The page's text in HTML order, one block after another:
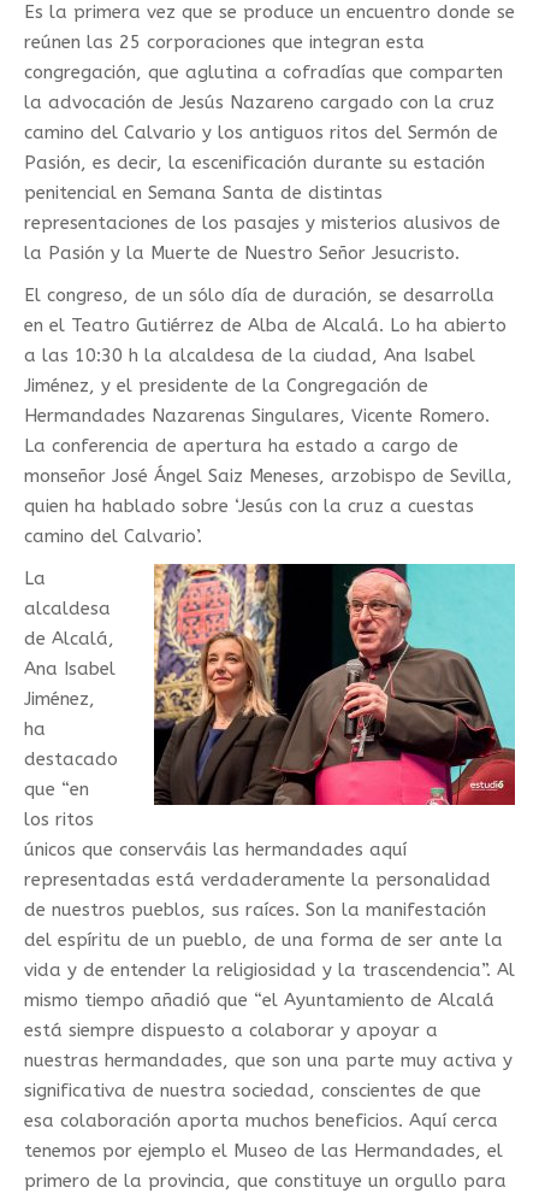
Es la primera vez que se produce un encuentro donde se
reúnen las 25 corporaciones que integran esta
congregación, que aglutina a cofradías que comparten
la advocación de Jesús Nazareno cargado con la cruz
camino del Calvario y los antiguos ritos del Sermón de
Pasión, es decir, la escenificación durante su estación
penitencial en Semana Santa de distintas
representaciones de los pasajes y misterios alusivos de
la Pasión y la Muerte de Nuestro Señor Jesucristo.
El congreso, de un sólo día de duración, se desarrolla
en el Teatro Gutiérrez de Alba de Alcalá. Lo ha abierto
a las 10:30 h la alcaldesa de la ciudad, Ana Isabel
Jiménez, y el presidente de la Congregación de
Hermandades Nazarenas Singulares, Vicente Romero.
La conferencia de apertura ha estado a cargo de
monseñor José Ángel Saiz Meneses, arzobispo de Sevilla,
quien ha hablado sobre ‘Jesús con la cruz a cuestas
camino del Calvario’.
La
alcaldesa
de Alcalá,
Ana Isabel
Jiménez,
ha
destacado
que “en
los ritos
únicos que conserváis las hermandades aquí
representadas está verdaderamente la personalidad
de nuestros pueblos, sus raíces. Son la manifestación
del espíritu de un pueblo, de una forma de ser ante la
vida y de entender la religiosidad y la trascendencia”. Al
mismo tiempo añadió que “el Ayuntamiento de Alcalá
está siempre dispuesto a colaborar y apoyar a
nuestras hermandades, que son una parte muy activa y
significativa de nuestra sociedad, conscientes de que
esa colaboración aporta muchos beneficios. Aquí cerca
tenemos por ejemplo el Museo de las Hermandades, el
primero de la provincia, que constituye un orgullo para